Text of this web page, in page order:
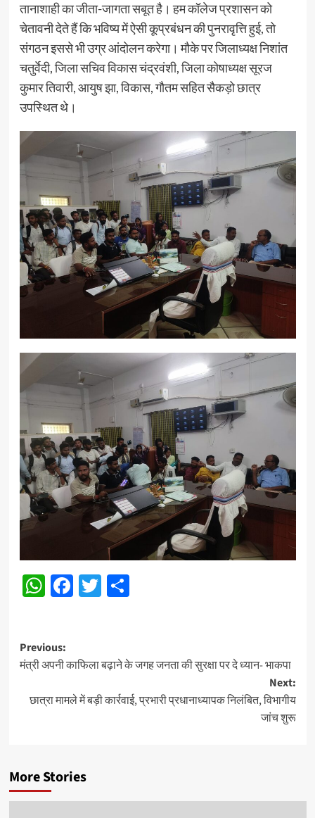
तानाशाही का जीता-जागता सबूत है। हम कॉलेज प्रशासन को
चेतावनी देते हैं कि भविष्य में ऐसी कूप्रबंधन की पुनरावृत्ति हुई, तो
संगठन इससे भी उग्र आंदोलन करेगा। मौके पर जिलाध्यक्ष निशांत
चतुर्वेदी, जिला सचिव विकास चंद्रवंशी, जिला कोषाध्यक्ष सूरज
कुमार तिवारी, आयुष झा, विकास, गौतम सहित सैकड़ो छात्र
उपस्थित थे।
WhatsApp
Facebook
Twitter
Share
Post
navigation
Previous:
मंत्री अपनी काफिला बढ़ाने के जगह जनता की सुरक्षा पर दे ध्यान- भाकपा
Next:
छात्रा मामले में बड़ी कार्रवाई, प्रभारी प्रधानाध्यापक निलंबित, विभागीय
जांच शुरू
More Stories